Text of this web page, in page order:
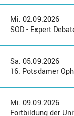
Mi. 02.09.2026
SOD - Expert
Sa. 05.09.2026
16. Potsdamer
Mi. 09.09.2026
Fortbildung der